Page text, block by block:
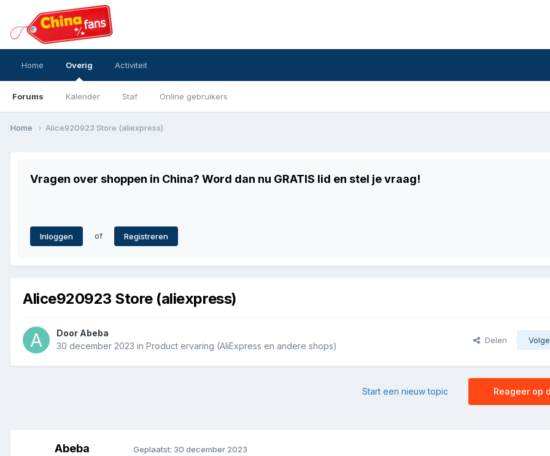
Home Overig
Forums Kalender Staf Online gebruikers
Activiteit
Home Alice920923 Store (aliexpress)
Vragen over shoppen in China? Word dan nu GRATIS lid en stel je vraag!
Inloggen of Registreren
Alice920923 Store (aliexpress)
Door Abeba
30 december 2023 in Product ervaring (AliExpress en andere shops)
Delen
Reageer op
Start een nieuw topic
Abeba Geplaatst: 30 december 2023